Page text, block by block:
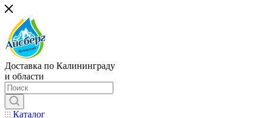
Доставка по Калининграду
и области
Каталог